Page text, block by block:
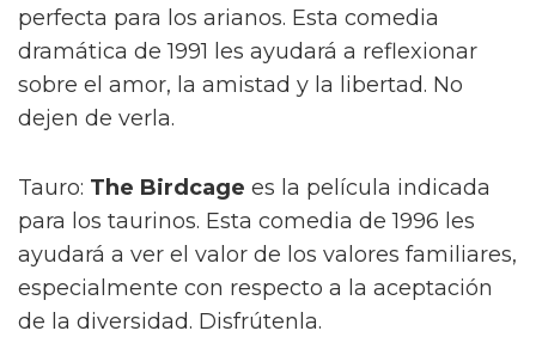
perfecta para los arianos. Esta comedia
dramática de 1991 les ayudará a reflexionar
sobre el amor, la amistad y la libertad. No
dejen de verla.
Tauro: The Birdcage es la película indicada
para los taurinos. Esta comedia de 1996 les
ayudará a ver el valor de los valores familiares,
especialmente con respecto a la aceptación
de la diversidad. Disfrútenla.